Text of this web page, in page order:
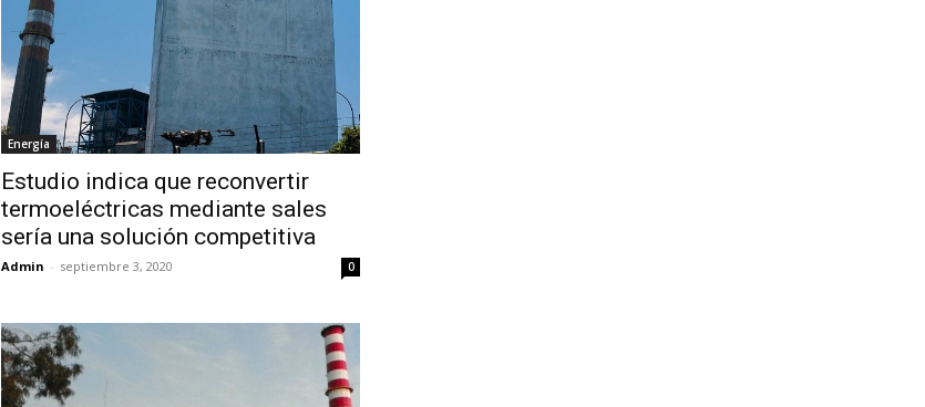
Energía
Estudio indica que reconvertir
termoeléctricas mediante sales
sería una solución competitiva
Admin - septiembre 3, 2020 0